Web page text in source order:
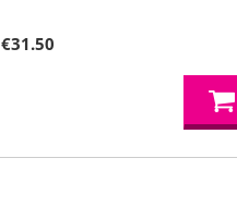
€31.50